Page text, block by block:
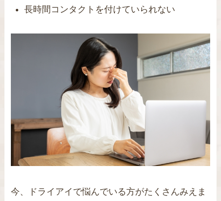
長時間コンタクトを付けていられない
今、ドライアイで悩んでいる方がたくさんみえま